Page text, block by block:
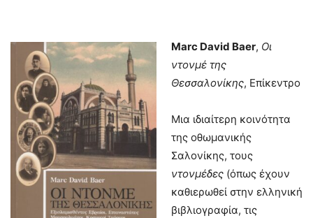
Marc David Baer, Οι
ντονμέ της
Θεσσαλονίκης, Επίκεντρο
Μια ιδιαίτερη κοινότητα
της οθωμανικής
Σαλονίκης, τους
ντονμέδες (όπως έχουν
καθιερωθεί στην ελληνική
βιβλιογραφία, τις